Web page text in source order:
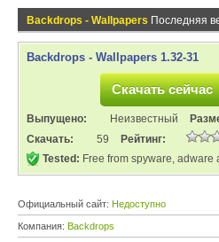
Backdrops - Wallpapers Последняя
Backdrops - Wallpapers 1.32-31
Скачать сейчас
Выпущено: Неизвестный
Скачать:
59
Рейтинг:
Tested: Free from spyware, adware
Официальный сайт: Недоступно
Компания: Backdrops